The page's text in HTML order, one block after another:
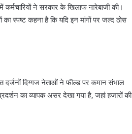
ने सरकार के खिलाफ नारेबाजी की।
स्पष्ट कहना है कि यदि इन मांगों पर जल्द ठोस
दिग्गज नेताओं ने फील्ड पर कमान संभाल
का व्यापक असर देखा गया है, जहां हजारों की